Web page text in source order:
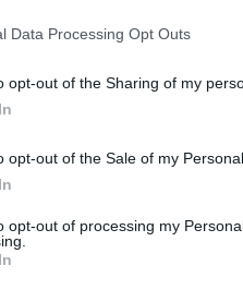
Data Processing Opt Outs
opt-out of the Sharing of my
opt-out of the Sale of my Personal
opt-out of processing my
το The Palace of
επίσης σημαντικός,
με πάγο και μια
όλη τη γεύση».
«άλλη διάσταση»,